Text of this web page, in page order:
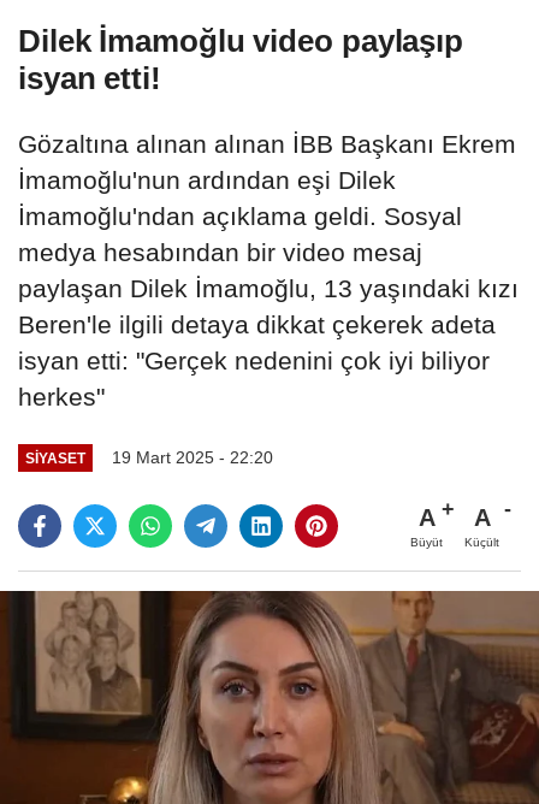
Dilek İmamoğlu video paylaşıp
isyan etti!
Gözaltına alınan alınan İBB Başkanı Ekrem
İmamoğlu'nun ardından eşi Dilek
İmamoğlu'ndan açıklama geldi. Sosyal
medya hesabından bir video mesaj
paylaşan Dilek İmamoğlu, 13 yaşındaki kızı
Beren'le ilgili detaya dikkat çekerek adeta
isyan etti: "Gerçek nedenini çok iyi biliyor
herkes"
SIYASET 19 Mart 2025 - 22:20
A
Büyüt
A
Küçült